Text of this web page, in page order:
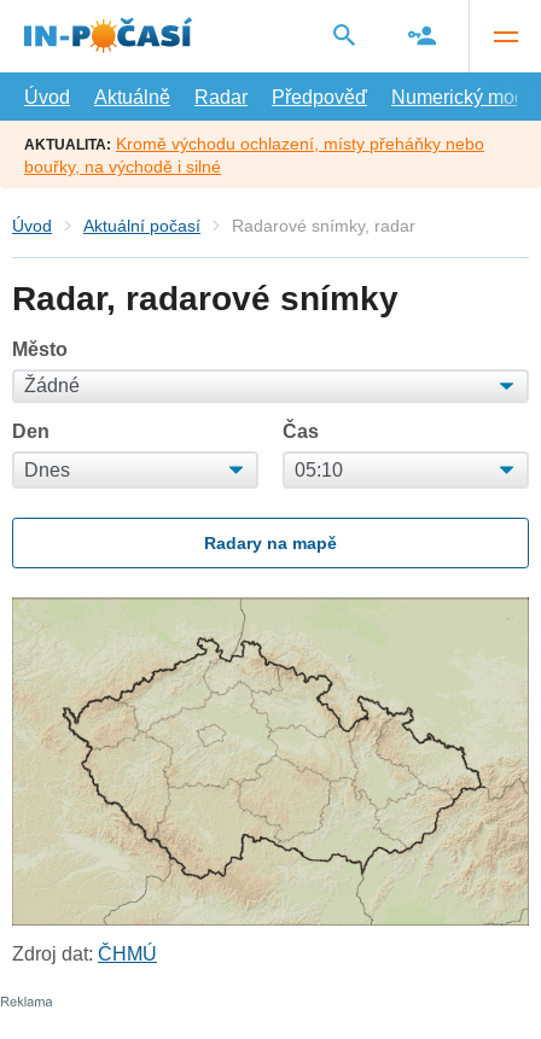
hlavní
Úvod
Aktuálně Radar Předpověď Numerický model
AKTUALITA: Kromě východu ochlazení, místy přeháňky nebo
bouřky, na východě i silné
Úvod Aktuální počasí Radarové snímky, radar
Radar, radarové snímky
Město
Den Čas
Radary na mapě
Zdroj dat: ČHMÚ